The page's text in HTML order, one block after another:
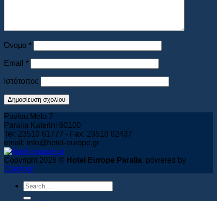
Όνομα *
Email *
Ιστότοπος
Pavlou Mela 7
Paralia Katerini 60100
Tel: 23510 61777 - Fax: 23510 62437
email: info@hotel-europe.gr
Copyright 2026 © Hotel Europe Paralia. powered by
11ads.gr